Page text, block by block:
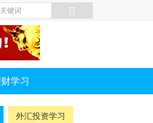
学习
外汇投资学习